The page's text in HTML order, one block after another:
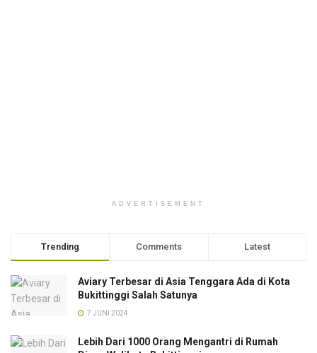
ADVERTISEMENT
Trending Comments Latest
Aviary Terbesar di Asia Tenggara Ada di Kota
Bukittinggi Salah Satunya
7 JUNI 2024
Lebih Dari 1000 Orang Mengantri di Rumah